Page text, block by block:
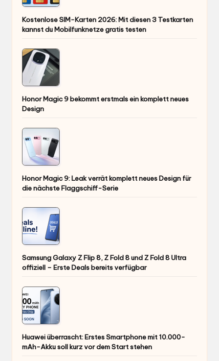
Kostenlose SIM-Karten 2026: Mit diesen 3 Testkarten
kannst du Mobilfunknetze gratis testen
Honor Magic 9 bekommt erstmals ein komplett neues
Design
Honor Magic 9: Leak verrät komplett neues Design für
die nächste Flaggschiff-Serie
Samsung Galaxy Z Flip 8, Z Fold 8 und Z Fold 8 Ultra
offiziell – Erste Deals bereits verfügbar
Huawei überrascht: Erstes Smartphone mit 10.000-
mAh-Akku soll kurz vor dem Start stehen